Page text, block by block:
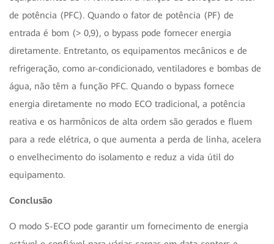
de potência (PFC). Quando o fator de potência (PF) de
entrada é bom (> 0,9), o bypass pode fornecer energia
diretamente. Entretanto, os equipamentos mecânicos e de
refrigeração, como ar-condicionado, ventiladores e bombas de
água, não têm a função PFC. Quando o bypass fornece
energia diretamente no modo ECO tradicional, a potência
reativa e os harmônicos de alta ordem são gerados e fluem
para a rede elétrica, o que aumenta a perda de linha, acelera
o envelhecimento do isolamento e reduz a vida útil do
equipamento.
Conclusão
O modo S-ECO pode garantir um fornecimento de energia